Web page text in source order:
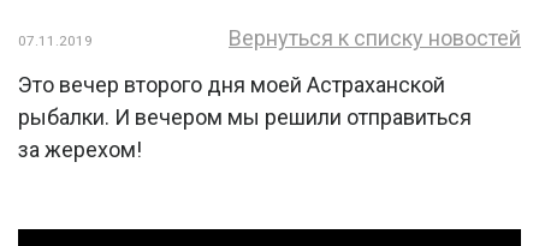
07.11.2019
Вернуться к списку новостей
Это вечер второго дня моей Астраханской
рыбалки. И вечером мы решили отправиться
за жерехом!